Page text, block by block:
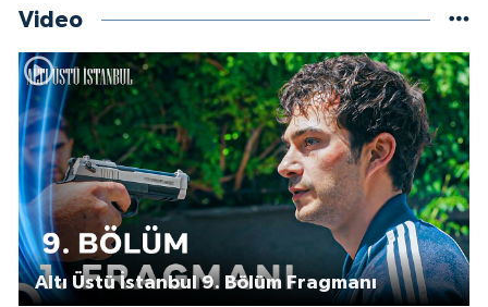
Video
Altı Üstü İstanbul 9. Bölüm Fragmanı